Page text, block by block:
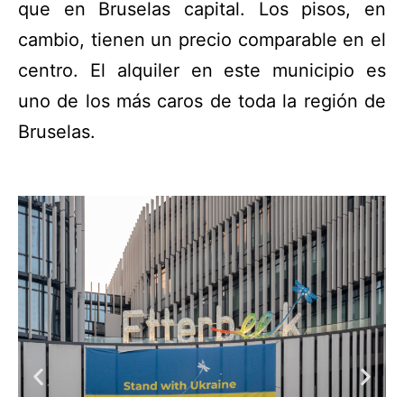
que en Bruselas capital. Los pisos, en
cambio, tienen un precio comparable en el
centro. El alquiler en este municipio es
uno de los más caros de toda la región de
Bruselas.